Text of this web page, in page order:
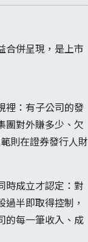
合併呈現，是上市
裡：有子公司的發
團對外賺多少、欠
則在證券發行人財
時成立才認定：對
半即取得控制，
的每一筆收入、成